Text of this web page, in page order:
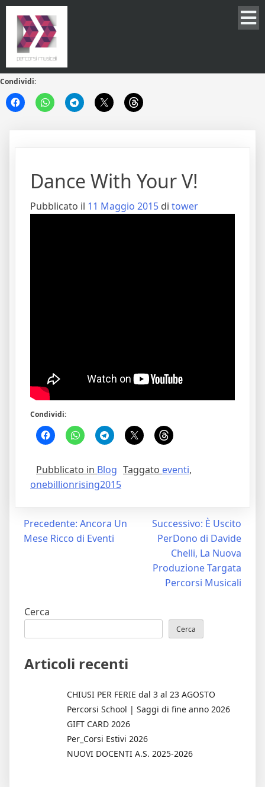
Condividi:
Dance With Your V!
Pubblicato il 11 Maggio 2015 di tower
Condividi:
Pubblicato in Blog Taggato eventi,
onebillionrising2015
Navigazione
Precedente: Ancora Un
Mese Ricco di Eventi
Successivo: È Uscito
PerDono di Davide
Chelli, La Nuova
Produzione Targata
Percorsi Musicali
Cerca
Cerca
Articoli recenti
CHIUSI PER FERIE dal 3 al 23 AGOSTO
Percorsi School | Saggi di fine anno 2026
GIFT CARD 2026
Per_Corsi Estivi 2026
NUOVI DOCENTI A.S. 2025-2026